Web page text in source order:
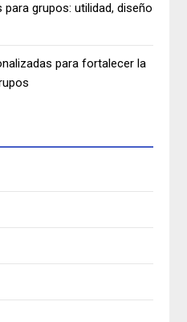
grupos: utilidad, diseño
para fortalecer la